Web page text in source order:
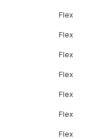
Flex
Flex
Flex
Flex
Flex
Flex
Flex